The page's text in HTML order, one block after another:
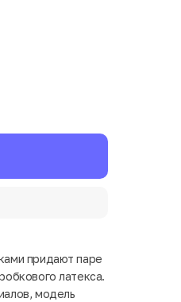
придают паре
латекса.
модель